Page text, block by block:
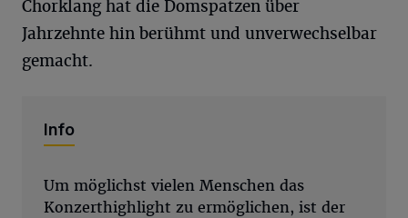
Chorklang hat die Domspatzen über
Jahrzehnte hin berühmt und unverwechselbar
gemacht.
Info
Um möglichst vielen Menschen das
Konzerthighlight zu ermöglichen, ist der